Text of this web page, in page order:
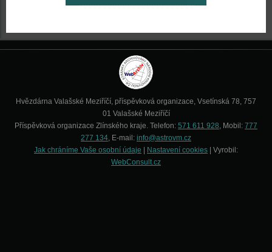
Hvězdárna Valašské Meziříčí, příspěvková organizace, Vsetínská 78, 757
01 Valašské Meziříčí
Příspěvková organizace Zlínského kraje. Telefon: 571 611 928, Mobil: 777
277 134, E-mail: info@astrovm.cz
Jak chráníme Vaše osobní údaje
Nastavení cookies | Vyrobil:
WebConsult.cz